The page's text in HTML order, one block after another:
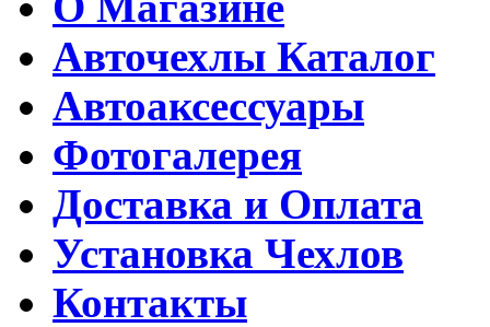
Авточехлы Каталог
Автоаксессуары
Фотогалерея
Доставка и Оплата
Установка Чехлов
Контакты